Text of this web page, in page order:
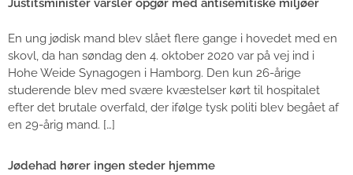
Justitsminister varsler opgør med antisemitiske miljøer
En ung jødisk mand blev slået flere gange i hovedet med en
skovl, da han søndag den 4. oktober 2020 var på vej ind i
Hohe Weide Synagogen i Hamborg. Den kun 26-årige
studerende blev med svære kvæstelser kørt til hospitalet
efter det brutale overfald, der ifølge tysk politi blev begået af
en 29-årig mand. […]
Jødehad hører ingen steder hjemme